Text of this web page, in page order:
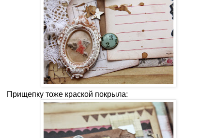
Прищепку тоже краской покрыла: